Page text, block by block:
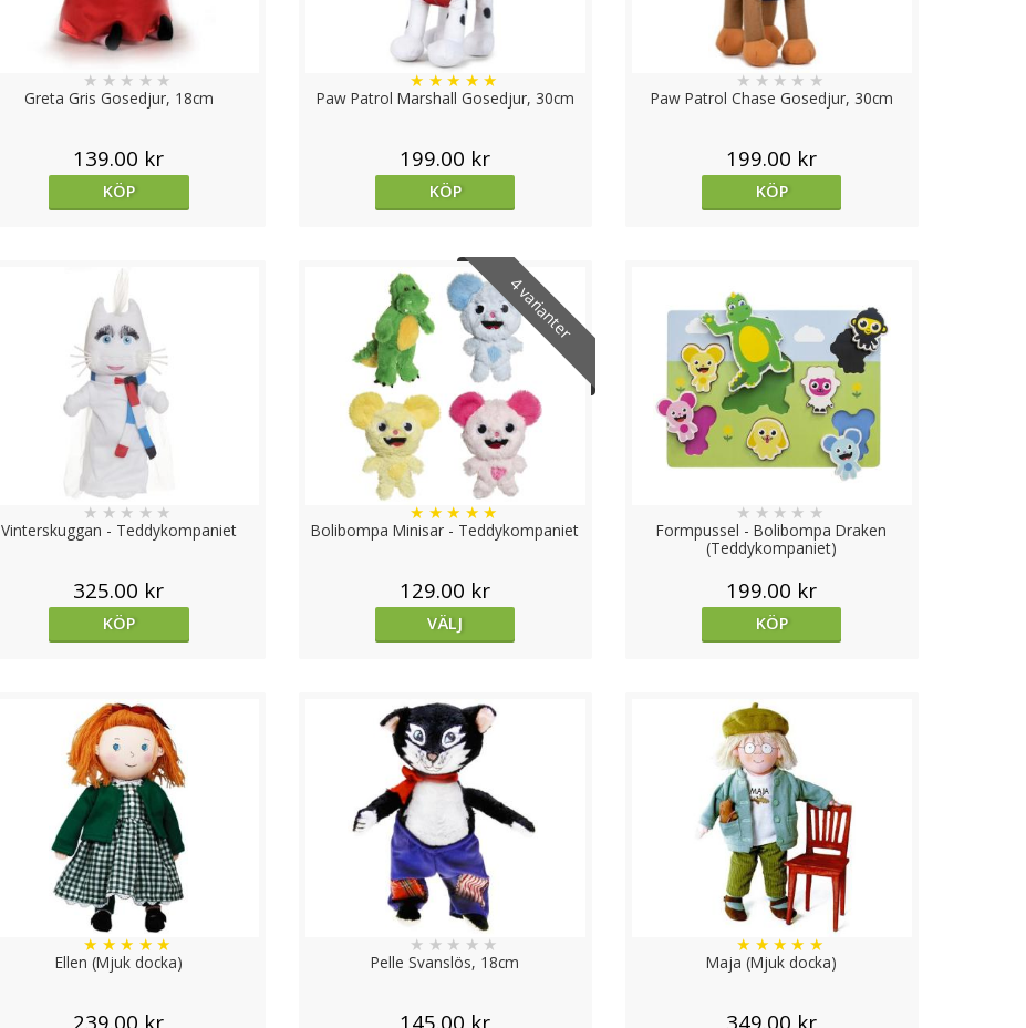
Greta Gris Gosedjur, 18cm
★ ★ ★ ★ ★
139.00 kr
KÖP
Paw Patrol Marshall Gosedjur, 30cm
★ ★ ★ ★ ★
199.00 kr
KÖP
Paw Patrol Chase Gosedjur, 30cm
★ ★ ★ ★ ★
199.00 kr
KÖP
Vinterskuggan - Teddykompaniet
★ ★ ★ ★ ★
325.00 kr
KÖP
4 varianter
Bolibompa Minisar - Teddykompaniet
★ ★ ★ ★ ★
129.00 kr
VÄLJ
Formpussel - Bolibompa Draken
(Teddykompaniet)
★ ★ ★ ★ ★
199.00 kr
KÖP
Ellen (Mjuk docka)
★ ★ ★ ★ ★
239.00 kr
Pelle Svanslös, 18cm
★ ★ ★ ★ ★
145.00 kr
Maja (Mjuk docka)
★ ★ ★ ★ ★
349.00 kr